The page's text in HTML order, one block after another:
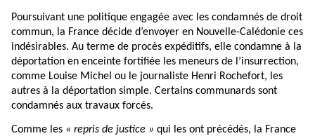
Poursuivant une politique engagée avec les condamnés de droit
commun, la France décide d’envoyer en Nouvelle-Calédonie ces
indésirables. Au terme de procès expéditifs, elle condamne à la
déportation en enceinte fortifiée les meneurs de l’insurrection,
comme Louise Michel ou le journaliste Henri Rochefort, les
autres à la déportation simple. Certains communards sont
condamnés aux travaux forcés.
Comme les « repris de justice » qui les ont précédés, la France